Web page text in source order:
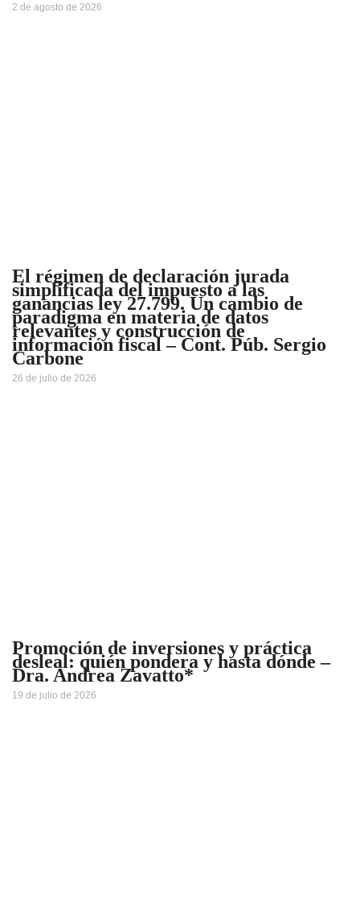
2 de agosto de 2026
El régimen de declaración jurada
simplificada del impuesto a las
ganancias ley 27.799. Un cambio de
paradigma en materia de datos
relevantes y construcción de
información fiscal – Cont. Púb. Sergio
Carbone
26 de julio de 2026
Promoción de inversiones y práctica
desleal: quién pondera y hasta dónde –
Dra. Andrea Zavatto*
19 de julio de 2026